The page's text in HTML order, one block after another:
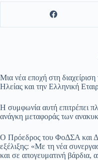
Μια νέα εποχή στη
Ηλείας και την Ελληνική
Η συμφωνία αυτή επιτρέπει
ανάγκη μεταφοράς των
Ο Πρόεδρος του ΦοΔΣΑ και
εξέλιξης: «Με τη νέα
και σε απογευματινή βάρδια,